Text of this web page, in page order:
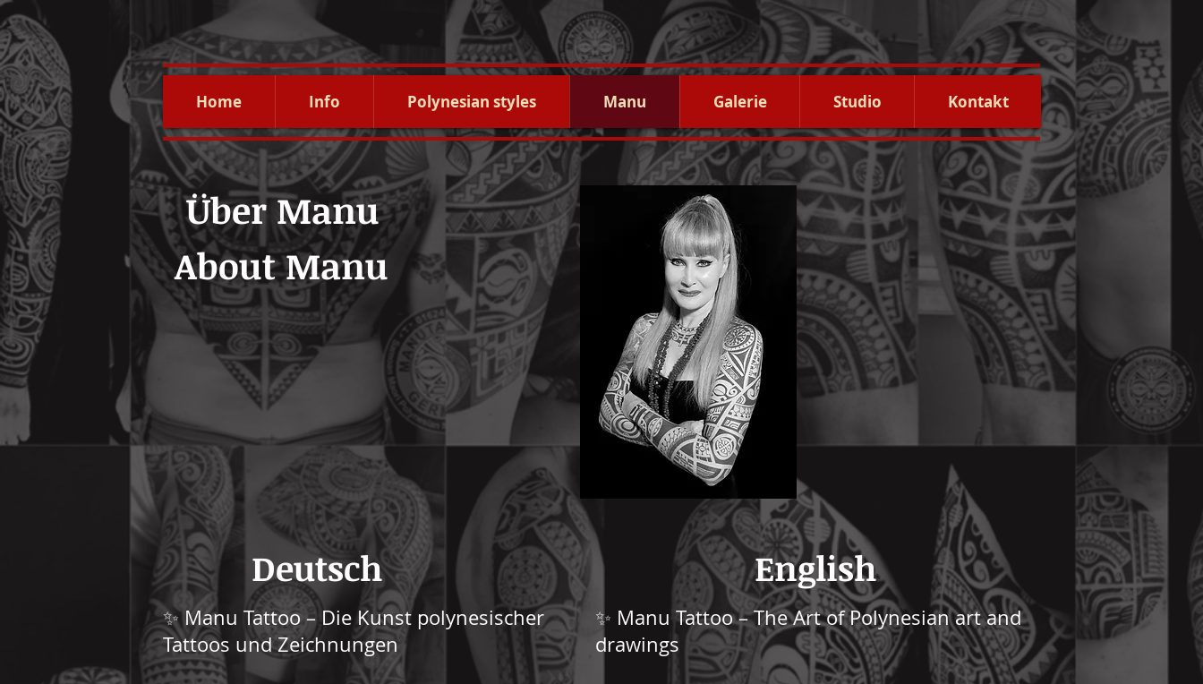
Home Info Polynesian styles Manu Galerie Studio Kontakt
Über Manu
About Manu
Deutsch English
✨ Manu Tattoo – Die Kunst polynesischer
Tattoos und Zeichnungen
✨ Manu Tattoo – The Art of Polynesian art and
drawings